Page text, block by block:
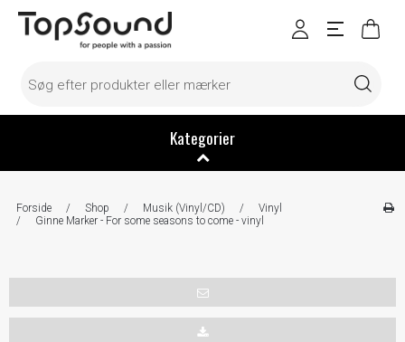
Kategorier
Forside / Shop / Musik (Vinyl/CD) /
Vinyl
/
Ginne Marker - For some seasons to come - vinyl